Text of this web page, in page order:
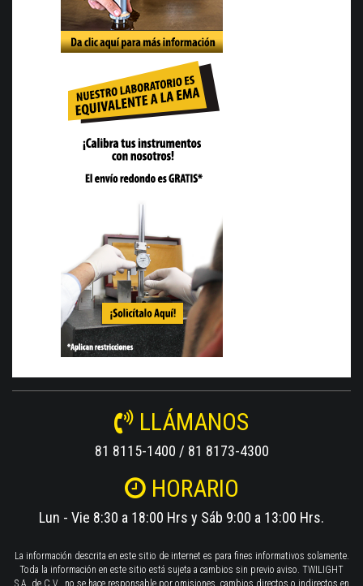
LLÁMANOS
81 8115-1400 / 81 8173-4300
HORARIO
Lun - Vie 8:30 a 18:00 Hrs y Sáb 9:00 a 13:00 Hrs.
La información descrita en este sitio de internet es para fines informativos solamente.
Toda la información en este sitio está sujeta a cambios sin previo aviso. TWILIGHT
S.A. de C.V., no se hace responsable por omisiones, cambios directos o indirectos en